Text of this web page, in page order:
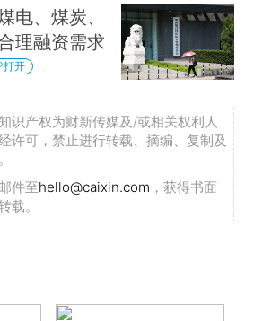
电、煤炭、
理融资需求
打开
识产权为财新传媒及/或相关权利人
许可，禁止进行转载、摘编、复制及
件至hello@caixin.com ，获得书面
载。